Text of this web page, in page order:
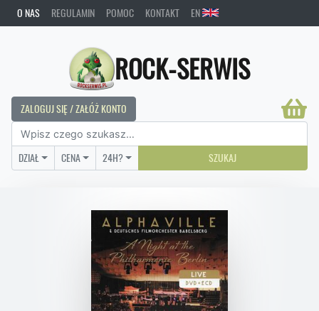
O NAS REGULAMIN POMOC KONTAKT EN
ROCK-SERWIS
ZALOGUJ SIĘ / ZAŁÓŻ KONTO
DZIAŁ CENA 24H? SZUKAJ